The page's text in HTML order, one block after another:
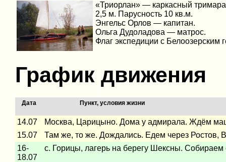
«Триорлан» — каркасный
2,5 м. Парусность 10 кв.м.
Энгельс Орлов — капитан.
Ольга Дудоладова — матрос.
Флаг экспедиции с Белоозерским
График движения
Дата Пункт, условия жизни
14.07
Москва, Царицыно. Дома у адмирала. Ждём
15.07
Там же, то же. Дождались. Едем через Ростов,
16-
18.07
с. Горицы, лагерь на берегу Шексны. Собираем